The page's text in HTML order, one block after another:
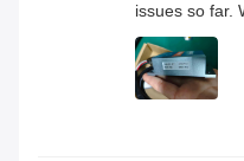
issues so far.